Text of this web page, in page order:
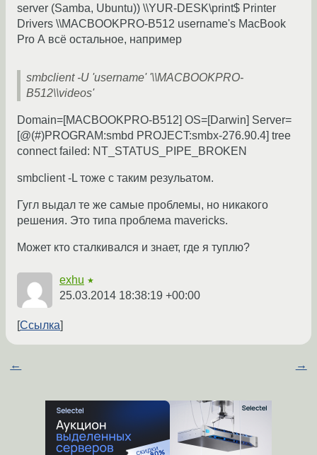
server (Samba, Ubuntu)) \\YUR-DESK\print$ Printer
Drivers \\MACBOOKPRO-B512 username's MacBook
Pro А всё остальное, например
smbclient -U 'username' '\\MACBOOKPRO-
B512\\videos'
Domain=[MACBOOKPRO-B512] OS=[Darwin] Server=
[@(#)PROGRAM:smbd PROJECT:smbx-276.90.4] tree
connect failed: NT_STATUS_PIPE_BROKEN
smbclient -L тоже с таким резульатом.
Гугл выдал те же самые проблемы, но никакого
решения. Это типа проблема mavericks.
Может кто сталкивался и знает, где я туплю?
exhu ★
25.03.2014 18:38:19 +00:00
Ссылка
← →